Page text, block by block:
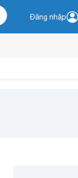
Đăng nhập